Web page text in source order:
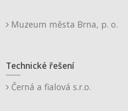
Muzeum města Brna, p. o.
Technické řešení
Černá a fialová s.r.o.